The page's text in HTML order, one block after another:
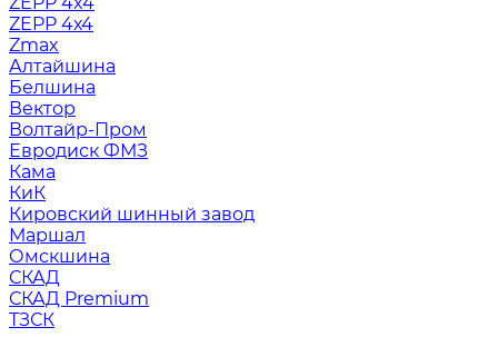
ZEPP 4х4
Zmax
Алтайшина
Белшина
Вектор
Волтайр-Пром
Евродиск ФМЗ
Кама
КиК
Кировский шинный завод
Маршал
Омскшина
СКАД
СКАД Premium
ТЗСК